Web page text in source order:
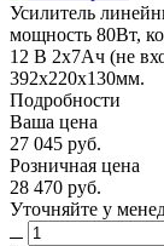
Усилитель
мощность 80Вт,
12 В 2х7Ач (не
392х220х130мм.
Подробности
Ваша цена
27 045 руб.
Розничная цена
28 470 руб.
Уточняйте у